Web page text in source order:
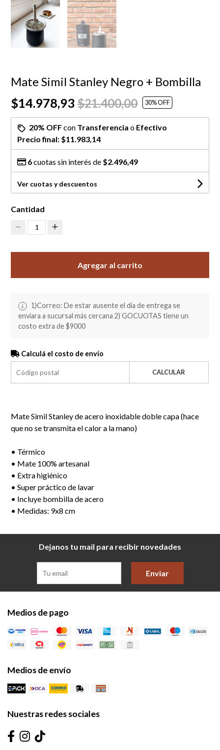
Mate Simil Stanley Negro + Bombilla
$14.978,93$21.400,00 30% OFF
20% OFFcon Transferencia o Efectivo
Precio final: $11.983,14
6cuotas sin interés de $2.496,49
Ver cuotas y descuentos
Cantidad
1
Agregar al carrito
1)Correo: De estar ausente el día de entrega se
enviara a sucursal más cercana 2) GOCUOTAS tiene un
costo extra de $9000
Calculá el costo de envío
CALCULAR
Mate Simil Stanley de acero inoxidable doble capa (hace
que no se transmita el calor a la mano)
• Térmico
• Mate 100% artesanal
• Extra higiénico
• Super práctico de lavar
• Incluye bombilla de acero
• Medidas: 9x8 cm
Dejanos tu mail para recibir novedades
Enviar
Medios de pago
Medios de envío
Nuestras redes sociales